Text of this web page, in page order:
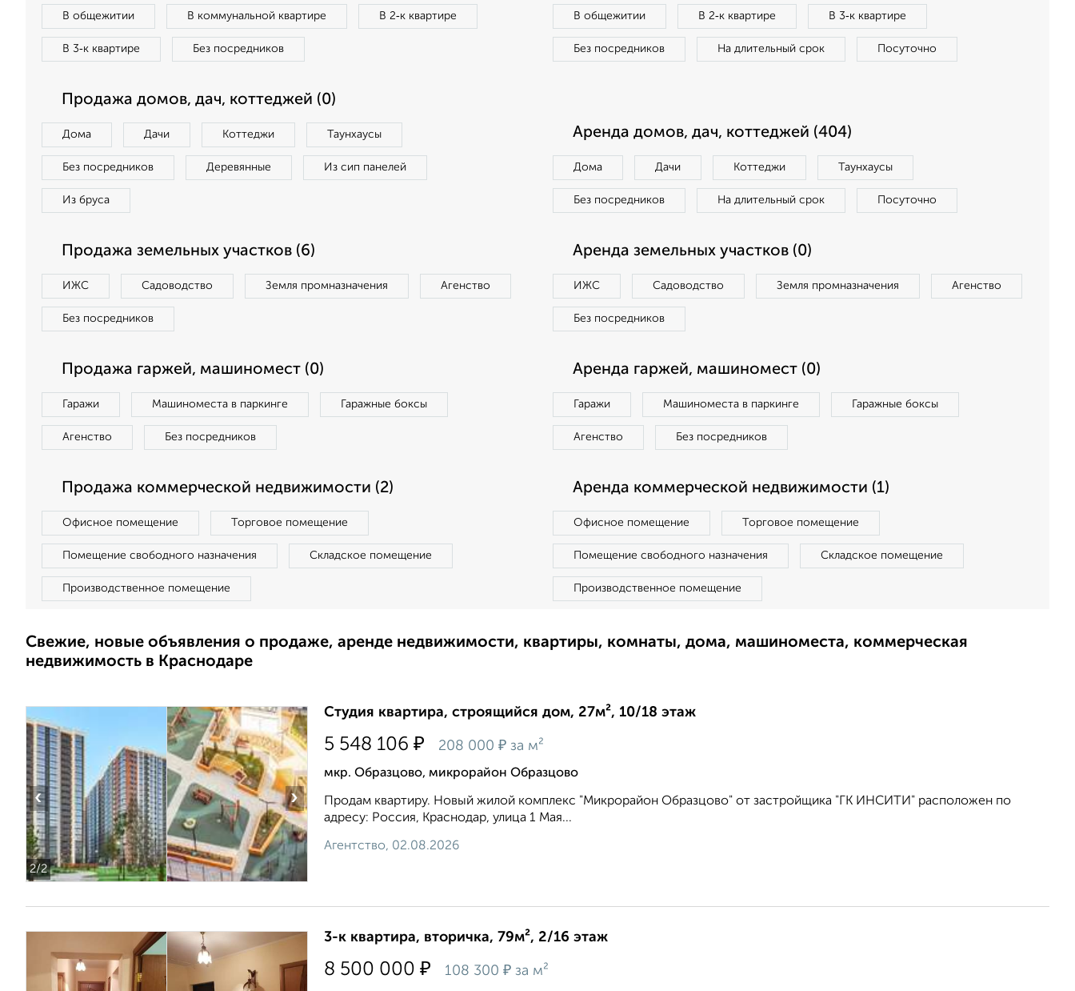
В общежитии В коммунальной квартире В 2‑к квартире
В 3‑к квартире Без посредников
В общежитии В 2‑к квартире В 3‑к квартире
Без посредников На длительный срок Посуточно
Продажа домов, дач, коттеджей (0)
Дома Дачи Коттеджи Таунхаусы
Без посредников Деревянные Из сип панелей
Из бруса
Аренда домов, дач, коттеджей (404)
Дома Дачи Коттеджи Таунхаусы
Без посредников На длительный срок Посуточно
Продажа земельных участков (6)
ИЖС Садоводство Земля промназначения Агенство
Без посредников
Аренда земельных участков (0)
ИЖС Садоводство Земля промназначения Агенство
Без посредников
Продажа гаржей, машиномест (0)
Гаражи Машиноместа в паркинге Гаражные боксы
Агенство Без посредников
Аренда гаржей, машиномест (0)
Гаражи Машиноместа в паркинге Гаражные боксы
Агенство Без посредников
Продажа коммерческой недвижимости (2)
Офисное помещение Торговое помещение
Помещение свободного назначения Складское помещение
Производственное помещение
Аренда коммерческой недвижимости (1)
Офисное помещение Торговое помещение
Помещение свободного назначения Складское помещение
Производственное помещение
Свежие, новые объявления о продаже, аренде недвижимости, квартиры, комнаты, дома, машиноместа, коммерческая
недвижимость в Краснодаре
2/2
‹ ›
Студия квартира, строящийся дом, 27м², 10/18 этаж
5 548 106 ₽ 208 000 ₽ за м²
мкр. Образцово, микрорайон Образцово
Продам квартиру. Новый жилой комплекс "Микрорайон Образцово" от застройщика "ГК ИНСИТИ" расположен по
адресу: Россия, Краснодар, улица 1 Мая...
Агентство, 02.08.2026
3-к квартира, вторичка, 79м², 2/16 этаж
8 500 000 ₽ 108 300 ₽ за м²